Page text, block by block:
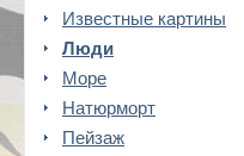
Известные картины
Люди
Море
Натюрморт
Пейзаж